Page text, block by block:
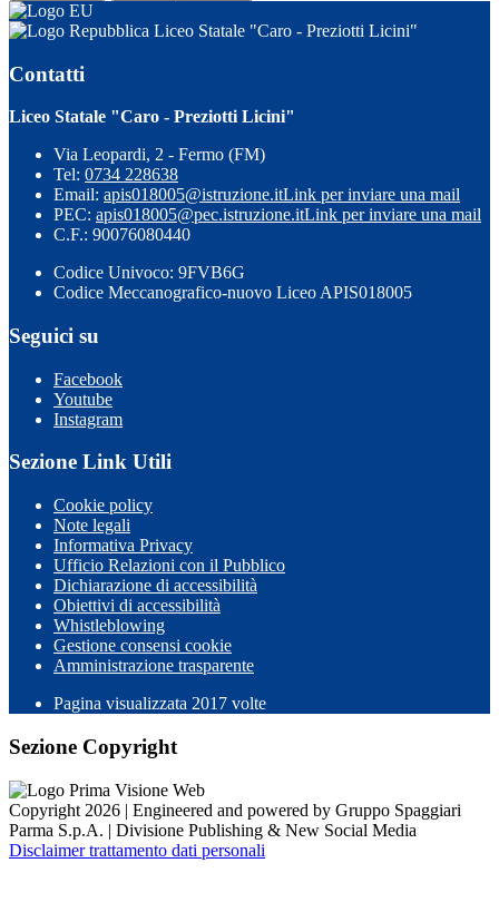
Liceo Statale "Caro - Preziotti Licini"
Contatti
Liceo Statale "Caro - Preziotti Licini"
Via Leopardi, 2 - Fermo (FM)
Tel: 0734 228638
Email: apis018005@istruzione.itLink per inviare una mail
PEC: apis018005@pec.istruzione.itLink per inviare una mail
C.F.: 90076080440
Codice Univoco: 9FVB6G
Codice Meccanografico-nuovo Liceo APIS018005
Seguici su
Facebook
Youtube
Instagram
Sezione Link Utili
Cookie policy
Note legali
Informativa Privacy
Ufficio Relazioni con il Pubblico
Dichiarazione di accessibilità
Obiettivi di accessibilità
Whistleblowing
Gestione consensi cookie
Amministrazione trasparente
Pagina visualizzata 2017 volte
Sezione Copyright
Copyright 2026 | Engineered and powered by Gruppo Spaggiari
Parma S.p.A. | Divisione Publishing & New Social Media
Disclaimer trattamento dati personali